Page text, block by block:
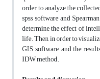
order to analyze the
spss software and
determine the effect of
life. Then, in order to
GIS software and the
IDW method.